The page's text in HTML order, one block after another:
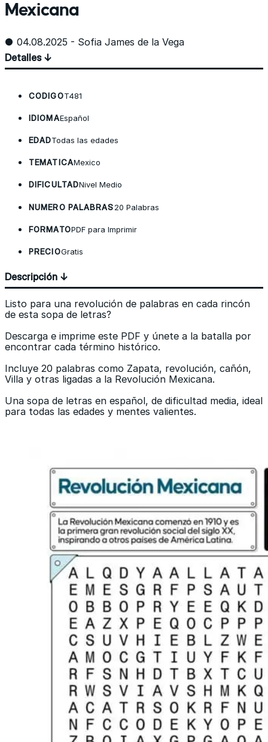
Mexicana
● 04.08.2025 - Sofia James de la Vega
Detalles ↓
CODIGOT481
IDIOMAEspañol
EDADTodas las edades
TEMATICAMexico
DIFICULTADNivel Medio
NUMERO PALABRAS20 Palabras
FORMATOPDF para Imprimir
PRECIOGratis
Descripción ↓
Listo para una revolución de palabras en cada rincón
de esta sopa de letras?
Descarga e imprime este PDF y únete a la batalla por
encontrar cada término histórico.
Incluye 20 palabras como Zapata, revolución, cañón,
Villa y otras ligadas a la Revolución Mexicana.
Una sopa de letras en español, de dificultad media, ideal
para todas las edades y mentes valientes.